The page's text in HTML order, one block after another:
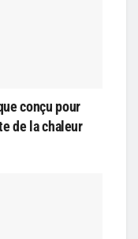
conçu pour
de la chaleur